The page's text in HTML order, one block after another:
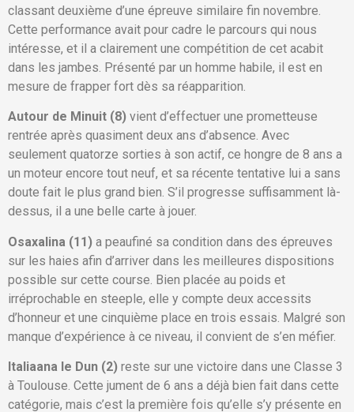
classant deuxième d’une épreuve similaire fin novembre.
Cette performance avait pour cadre le parcours qui nous
intéresse, et il a clairement une compétition de cet acabit
dans les jambes. Présenté par un homme habile, il est en
mesure de frapper fort dès sa réapparition.
Autour de Minuit (8) vient d’effectuer une prometteuse
rentrée après quasiment deux ans d’absence. Avec
seulement quatorze sorties à son actif, ce hongre de 8 ans a
un moteur encore tout neuf, et sa récente tentative lui a sans
doute fait le plus grand bien. S’il progresse suffisamment là-
dessus, il a une belle carte à jouer.
Osaxalina (11) a peaufiné sa condition dans des épreuves
sur les haies afin d’arriver dans les meilleures dispositions
possible sur cette course. Bien placée au poids et
irréprochable en steeple, elle y compte deux accessits
d’honneur et une cinquième place en trois essais. Malgré son
manque d’expérience à ce niveau, il convient de s’en méfier.
Italiaana le Dun (2) reste sur une victoire dans une Classe 3
à Toulouse. Cette jument de 6 ans a déjà bien fait dans cette
catégorie, mais c’est la première fois qu’elle s’y présente en